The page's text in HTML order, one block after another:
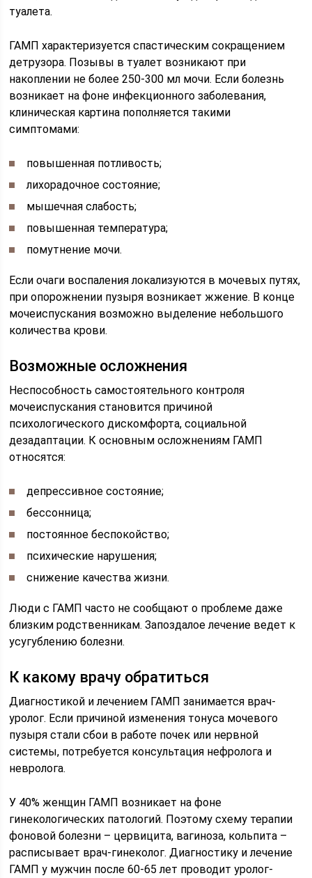
туалета.
ГАМП характеризуется спастическим сокращением
детрузора. Позывы в туалет возникают при
накоплении не более 250-300 мл мочи. Если болезнь
возникает на фоне инфекционного заболевания,
клиническая картина пополняется такими
симптомами:
повышенная потливость;
лихорадочное состояние;
мышечная слабость;
повышенная температура;
помутнение мочи.
Если очаги воспаления локализуются в мочевых путях,
при опорожнении пузыря возникает жжение. В конце
мочеиспускания возможно выделение небольшого
количества крови.
Возможные осложнения
Неспособность самостоятельного контроля
мочеиспускания становится причиной
психологического дискомфорта, социальной
дезадаптации. К основным осложнениям ГАМП
относятся:
депрессивное состояние;
бессонница;
постоянное беспокойство;
психические нарушения;
снижение качества жизни.
Люди с ГАМП часто не сообщают о проблеме даже
близким родственникам. Запоздалое лечение ведет к
усугублению болезни.
К какому врачу обратиться
Диагностикой и лечением ГАМП занимается врач-
уролог. Если причиной изменения тонуса мочевого
пузыря стали сбои в работе почек или нервной
системы, потребуется консультация нефролога и
невролога.
У 40% женщин ГАМП возникает на фоне
гинекологических патологий. Поэтому схему терапии
фоновой болезни – цервицита, вагиноза, кольпита –
расписывает врач-гинеколог. Диагностику и лечение
ГАМП у мужчин после 60-65 лет проводит уролог-